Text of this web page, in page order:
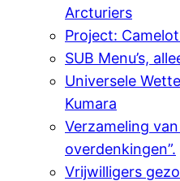
Arcturiers
Project:
SUB Menu’s,
Universele
Kumara
Verzameling
overdenkingen”.
Vrijwilligers